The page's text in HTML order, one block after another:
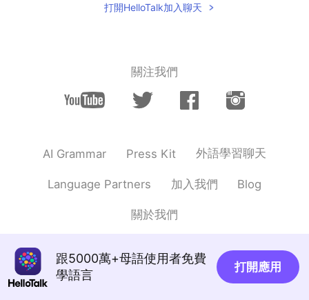
打開HelloTalk加入聊天
關注我們
AI Grammar Press Kit 外語學習聊天
Language Partners 加入我們 Blog
關於我們
跟5000萬+母語使用者免費
學語言
打開應用